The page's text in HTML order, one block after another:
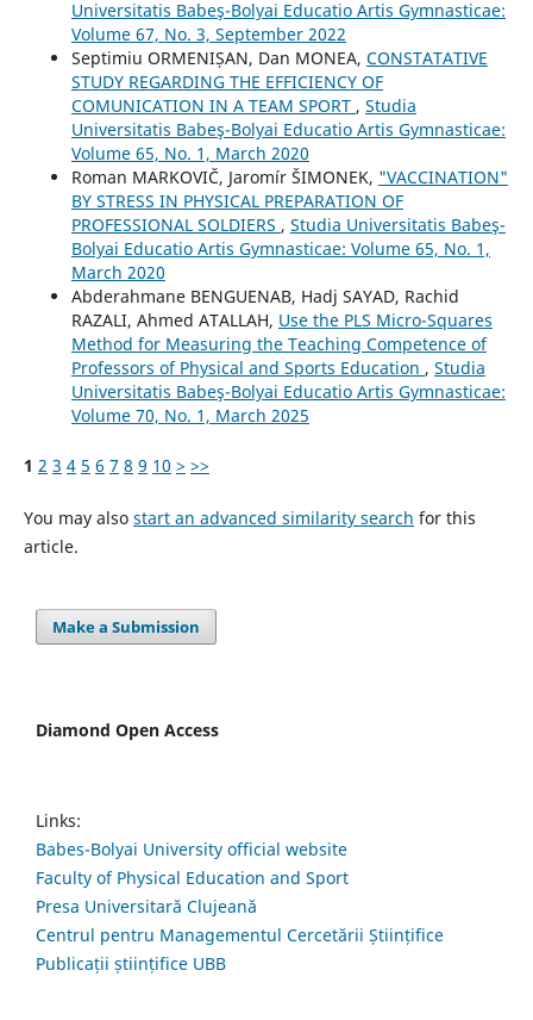
Universitatis Babeş-Bolyai Educatio Artis Gymnasticae:
Volume 67, No. 3, September 2022
Septimiu ORMENIȘAN, Dan MONEA, CONSTATATIVE
STUDY REGARDING THE EFFICIENCY OF
COMUNICATION IN A TEAM SPORT , Studia
Universitatis Babeş-Bolyai Educatio Artis Gymnasticae:
Volume 65, No. 1, March 2020
Roman MARKOVIČ, Jaromír ŠIMONEK, "VACCINATION"
BY STRESS IN PHYSICAL PREPARATION OF
PROFESSIONAL SOLDIERS , Studia Universitatis Babeş-
Bolyai Educatio Artis Gymnasticae: Volume 65, No. 1,
March 2020
Abderahmane BENGUENAB, Hadj SAYAD, Rachid
RAZALI, Ahmed ATALLAH, Use the PLS Micro-Squares
Method for Measuring the Teaching Competence of
Professors of Physical and Sports Education , Studia
Universitatis Babeş-Bolyai Educatio Artis Gymnasticae:
Volume 70, No. 1, March 2025
1 2 3 4 5 6 7 8 9 10 > >>
You may also start an advanced similarity search for this
article.
Make a Submission
Diamond Open Access
Links:
Babes-Bolyai University official website
Faculty of Physical Education and Sport
Presa Universitară Clujeană
Centrul pentru Managementul Cercetării Științifice
Publicații științifice UBB